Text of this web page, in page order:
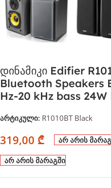
დინამიკი Edifier
Bluetooth Speakers
Hz-20 kHz bass
არტიკული: R1010BT Black
319,00 ₾ არ არის
არ არის მარაგში